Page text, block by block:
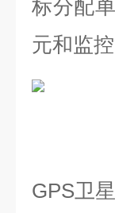
标分配单
元和监
GPS卫